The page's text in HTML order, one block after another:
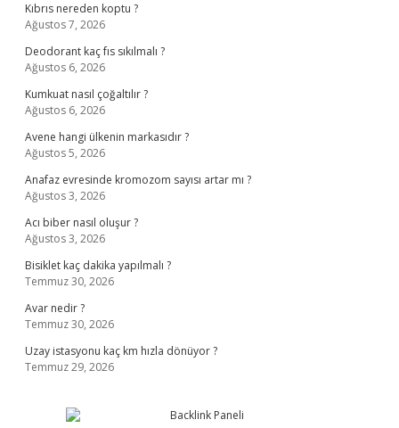
Kıbrıs nereden koptu ?
Ağustos 7, 2026
Deodorant kaç fıs sıkılmalı ?
Ağustos 6, 2026
Kumkuat nasıl çoğaltılır ?
Ağustos 6, 2026
Avene hangi ülkenin markasıdır ?
Ağustos 5, 2026
Anafaz evresinde kromozom sayısı artar mı ?
Ağustos 3, 2026
Acı biber nasıl oluşur ?
Ağustos 3, 2026
Bisiklet kaç dakika yapılmalı ?
Temmuz 30, 2026
Avar nedir ?
Temmuz 30, 2026
Uzay istasyonu kaç km hızla dönüyor ?
Temmuz 29, 2026